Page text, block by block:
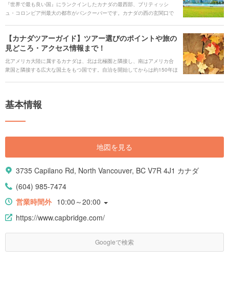
『世界で最も良い国』にランクインしたカナダの最西部、ブリティッシ
ュ・コロンビア州最大の都市がバンクーバーです。カナダの西の玄関口で
や必見のスポットがひしめきあっているので、旅行の日程にあわせて事前
に訪れたいところをチェックしておきたいディスティネーション。ここで
はもちろん、街をもっと楽しむためのポイントや基本情報なども合わせて
ご紹介します。
【カナダツアーガイド】ツアー選びのポイントや旅の
見どころ・アクセス情報まで！
北アメリカ大陸に属するカナダは、北は北極圏と隣接し、南はアメリカ合
衆国と隣接する広大な国土をもつ国です。自治を開始してからは約150年ほ
な場所です。 この記事では、カナダを旅行する際に必見のスポットや代表
っぷりとご紹介していきます。カナダへの旅行を検討している場合には、
基本情報
地図を見る
3735 Capilano Rd, North Vancouver, BC V7R 4J1 カナダ
(604) 985-7474
営業時間外 10:00～20:00
https://www.capbridge.com/
Googleで検索